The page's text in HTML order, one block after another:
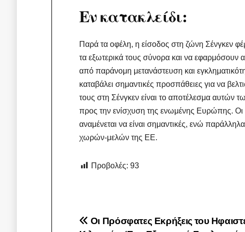
Εν κατακλείδι:
Παρά τα οφέλη, η είσοδος στη ζώνη Σένγκεν
τα εξωτερικά τους σύνορα και να εφαρμόσουν
από παράνομη μετανάστευση και
καταβάλει σημαντικές προσπάθειες για να
τους στη Σένγκεν είναι το αποτέλεσμα αυτών
προς την ενίσχυση της ενωμένης Ευρώπης. Οι
αναμένεται να είναι σημαντικές, ενώ
χωρών-μελών της ΕΕ.
Προβολές: 93
Πλοήγηση
Οι Πρόσφατες Εκρήξεις του